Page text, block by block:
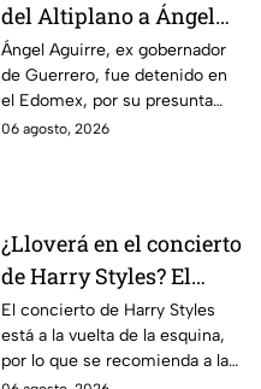
del Altiplano a Ángel
Aguirre, ex gobernador
de Guerrero por caso
Ayotzinapa
Ángel Aguirre, ex gobernador
de Guerrero, fue detenido en
el Edomex, por su presunta
participación en la
06 agosto, 2026
¿Lloverá en el concierto
de Harry Styles? El
pronóstico del clima
para este viernes en
CDMX
El concierto de Harry Styles
está a la vuelta de la esquina,
por lo que se recomienda a las